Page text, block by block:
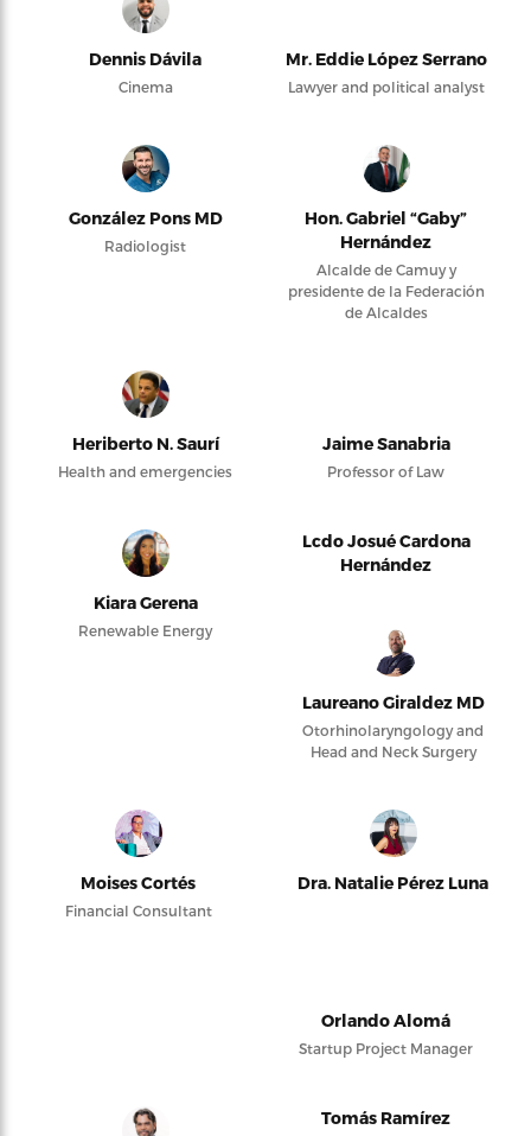
Dennis Dávila
Cinema
Mr. Eddie López Serrano
Lawyer and political analyst
González Pons MD
Radiologist
Hon. Gabriel “Gaby”
Hernández
Alcalde de Camuy y
presidente de la Federación
de Alcaldes
Heriberto N. Saurí
Health and emergencies
Jaime Sanabria
Professor of Law
Kiara Gerena
Renewable Energy
Lcdo Josué Cardona
Hernández
Laureano Giraldez MD
Otorhinolaryngology and
Head and Neck Surgery
Moises Cortés
Financial Consultant
Dra. Natalie Pérez Luna
Orlando Alomá
Startup Project Manager
Tomás Ramírez